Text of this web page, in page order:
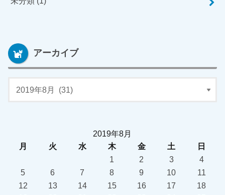
アーカイブ
2019年8月
月
火 水 木 金 土
日
1
2 3
4
5
6 7 8 9 10
11
12
13 14 15 16 17
18